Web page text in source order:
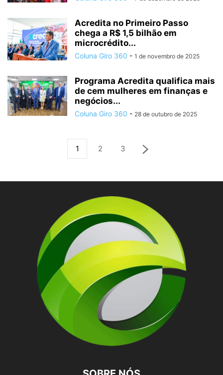
Acredita no Primeiro Passo
chega a R$ 1,5 bilhão em
microcrédito...
Coluna Giro 360 - 1 de novembro de 2025
Programa Acredita qualifica mais
de cem mulheres em finanças e
negócios...
Coluna Giro 360 - 28 de outubro de 2025
1 2 3